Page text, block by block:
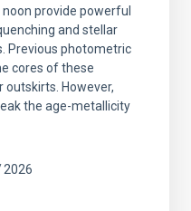
provide powerful
and stellar
Previous photometric
cores of these
outskirts. However,
the age-metallicity
2026